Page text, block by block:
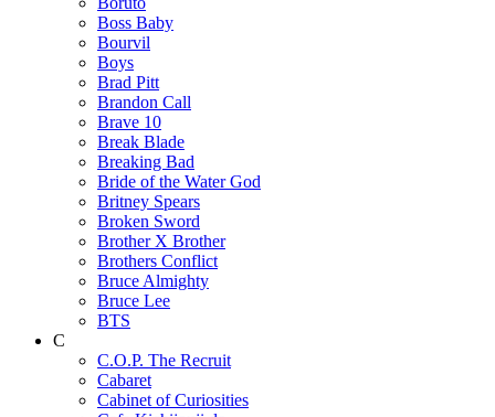
Boss Baby
Bourvil
Boys
Brad Pitt
Brandon Call
Brave 10
Break Blade
Breaking Bad
Bride of the Water God
Britney Spears
Broken Sword
Brother X Brother
Brothers Conflict
Bruce Almighty
Bruce Lee
BTS
C
C.O.P. The Recruit
Cabaret
Cabinet of Curiosities